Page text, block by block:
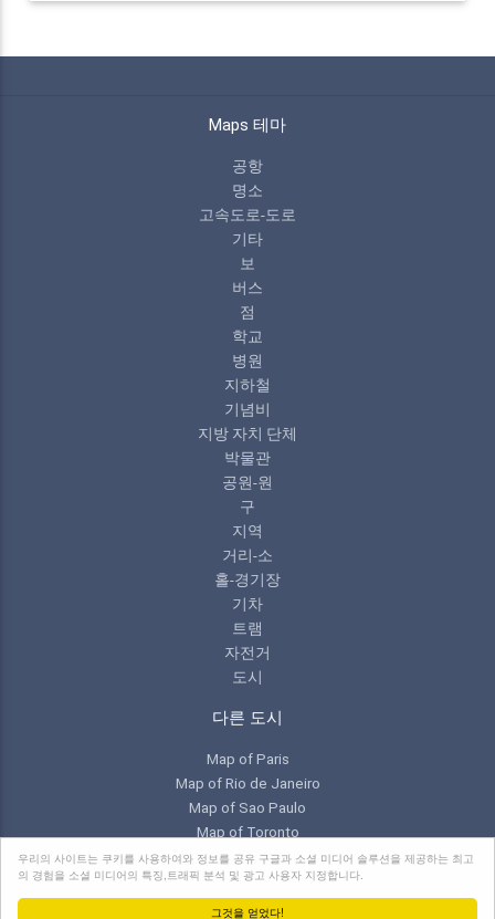
그것을 얻었다!
우리의 사이트는 쿠키를 사용하여와 정보를 공유 구글과 소셜 미디어 솔루션을 제공하는 최고
의 경험을 소셜 미디어의 특징,트래픽 분석 및 광고 사용자 지정합니다.
Maps 테마
공항
명소
고속도로-도로
기타
보
버스
점
학교
병원
지하철
기념비
지방 자치 단체
박물관
공원-원
구
지역
거리-소
홀-경기장
기차
트램
자전거
도시
다른 도시
Map of Paris
Map of Rio de Janeiro
Map of Sao Paulo
Map of Toronto
© 2026 Copyright:NEWebCreations